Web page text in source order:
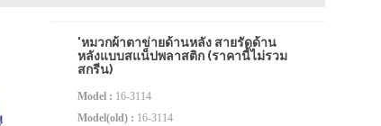
'หมวกผ้าตาข่ายด้านหลัง สายรัดด้าน
หลังแบบสแน็ปพลาสติก (ราคานี้ไม่รวม
สกรีน)
Model : 16-3114
Model(old) : 16-3114